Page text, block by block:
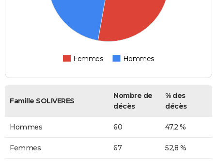
Femmes Hommes
Famille SOLIVERES
Nombre de
décès
% des
décès
Hommes 60 47,2 %
Femmes 67 52,8 %